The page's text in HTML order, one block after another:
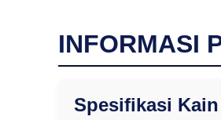
INFORMASI
Spesifikasi Kain